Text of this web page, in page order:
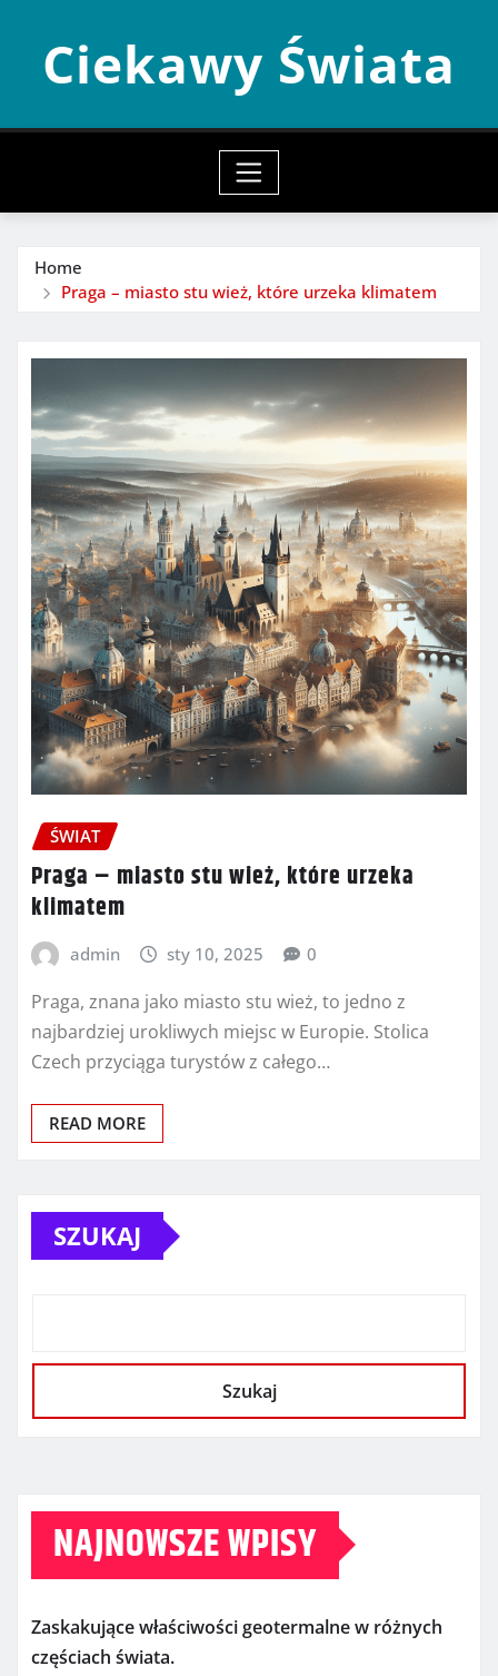
contentCiekawy Świata
Home
Praga – miasto stu wież, które urzeka klimatem
ŚWIAT
Praga – miasto stu wież, które urzeka
klimatem
admin sty 10, 2025 0
Praga, znana jako miasto stu wież, to jedno z
najbardziej urokliwych miejsc w Europie. Stolica
Czech przyciąga turystów z całego…
READ MORE
SZUKAJ
Szukaj
NAJNOWSZE WPISY
Zaskakujące właściwości geotermalne w różnych
częściach świata.